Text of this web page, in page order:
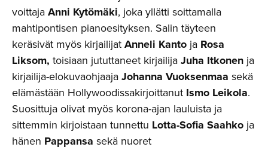
voittajaAnni Kytömäki, joka yllätti soittamalla
mahtipontisen pianoesityksen. Salin täyteen
keräsivät myös kirjailijatAnneli Kanto ja Rosa
Liksom, toisiaan jututtaneet kirjailijaJuha Itkonen ja
kirjailija-elokuvaohjaajaJohanna Vuoksenmaa sekä
elämästään Hollywoodissakirjoittanut Ismo Leikola.
Suosittuja olivat myös korona-ajan lauluista ja
sittemmin kirjoistaan tunnettu Lotta-Sofia Saahko ja
hänen Pappansa sekä nuoret